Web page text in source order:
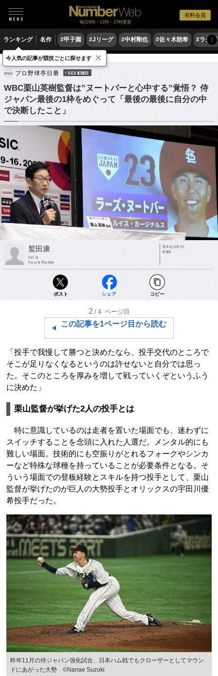
有料会員
毎日6時・11時・17時更新
ランキング 名作 #甲子園 #Jリーグ #中村剛也 #佐々木朗希 #ラグ〉
野球 プロ野球 侍ジャパン
プロ野球亭日乗 BACK NUMBER
WBC栗山英樹監督は”ヌートバーと心中する”覚悟？ 侍
ジャパン最後の1枠をめぐって「最後の最後に自分の中
で決断したこと」
鷲田康
text by
Yasushi Washida
photograph by
KYODO
ポスト シェア コピー
2 /4 ページ目
この記事を1ページ目から読む
「投手で我慢して勝つと決めたなら、投手交代のところで
そこが足りなくなるというのは許せないと自分では思っ
た。そこのところを厚みを増して戦っていくぞというふう
に決めた」
栗山監督が挙げた2人の投手とは
特に意識しているのは走者を置いた場面でも、迷わずに
スイッチすることを念頭に入れた人選だ。メンタル的にも
難しい場面。技術的にも空振りがとれるフォークやシンカ
ーなど特殊な球種を持っていることが必要条件となる。そ
ういう場面での登板経験とスキルを持つ投手として、栗山
監督が挙げたのが巨人の大勢投手とオリックスの宇田川優
希投手だった。
昨年11月の侍ジャパン強化試合、日本ハム戦でもクローザーとしてマウン
ドにあがった大勢 ©︎Nanae Suzuki
今人気の記事が競技ごとに探せます ×